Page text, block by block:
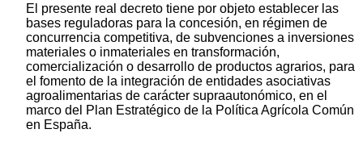
El presente real decreto tiene por objeto establecer las
bases reguladoras para la concesión, en régimen de
concurrencia competitiva, de subvenciones a inversiones
materiales o inmateriales en transformación,
comercialización o desarrollo de productos agrarios, para
el fomento de la integración de entidades asociativas
agroalimentarias de carácter supraautonómico, en el
marco del Plan Estratégico de la Política Agrícola Común
en España.